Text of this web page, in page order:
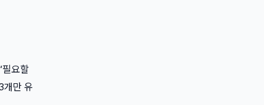
필요할
개만 유